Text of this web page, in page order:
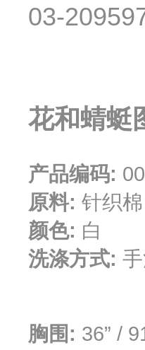
03-
花和蜻蜓
产品编码:
原料: 针织棉
颜色: 白
洗涤方式:
胸围: 36” /